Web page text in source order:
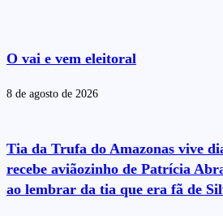
O vai e vem eleitoral
8 de agosto de 2026
Tia da Trufa do Amazonas vive
recebe aviãozinho de Patrícia
ao lembrar da tia que era fã de